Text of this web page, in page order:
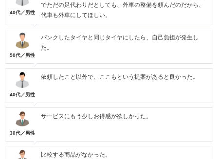
40代／男性
でただの足代わりだとしても、外車の整備を頼んだのだから、
代車も外車にしてほしい。
50代／男性
パンクしたタイヤと同じタイヤにしたら、自己負担が発生し
た。
40代／男性
依頼したこと以外で、ここもという提案があると良かった。
30代／男性
サービスにもう少しお得感が欲しかった。
比較する商品がなかった。